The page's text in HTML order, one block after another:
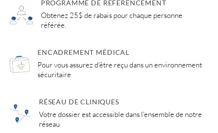
PROGRAMME DE RÉFÉRENCEMENT
Obtenez 25$ de rabais pour chaque personne
référée.
ENCADREMENT MÉDICAL
Pour vous assurez d'être reçu dans un environnement
sécuritaire
RÉSEAU DE CLINIQUES
Votre dossier est accessible dans l'ensemble de notre
réseau